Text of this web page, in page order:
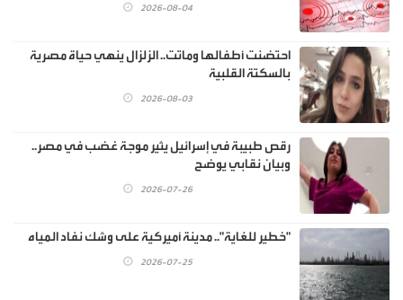
2026-08-04
احتضنت أطفالها وماتت.. الزلزال ينهي حياة مصرية
بالسكتة القلبية
2026-08-03
رقص طبيبة في إسرائيل يثير موجة غضب في مصر..
وبيان نقابي يوضح
2026-07-26
"خطير للغاية".. مدينة أميركية على وشك نفاد المياه
2026-07-25